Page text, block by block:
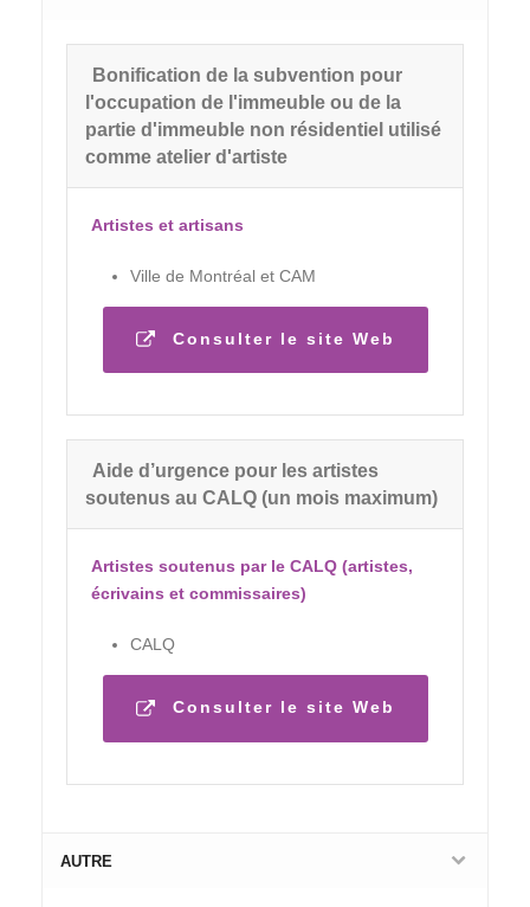
Bonification de la subvention pour
l'occupation de l'immeuble ou de la
partie d'immeuble non résidentiel utilisé
comme atelier d'artiste
Artistes et artisans
Ville de Montréal et CAM
Consulter le site Web
Aide d’urgence pour les artistes
soutenus au CALQ (un mois maximum)
Artistes soutenus par le CALQ (artistes,
écrivains et commissaires)
CALQ
Consulter le site Web
AUTRE